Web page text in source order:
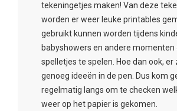
tekeningetjes maken! Van deze
worden er weer leuke printables
gebruikt kunnen worden tijdens
babyshowers en andere momenten
spelletjes te spelen. Hoe dan ook, er
genoeg ideeën in de pen. Dus kom
regelmatig langs om te checken
weer op het papier is gekomen.